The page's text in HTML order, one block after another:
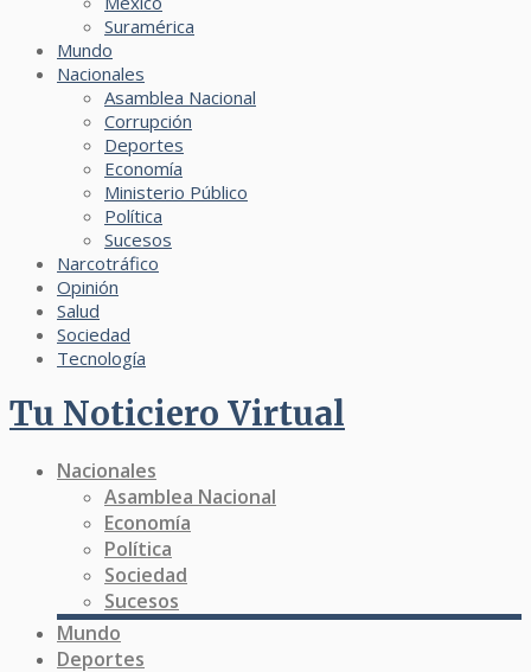
Suramérica
Mundo
Nacionales
Asamblea Nacional
Corrupción
Deportes
Economía
Ministerio Público
Política
Sucesos
Narcotráfico
Opinión
Salud
Sociedad
Tecnología
Tu Noticiero Virtual
Nacionales
Asamblea Nacional
Economía
Política
Sociedad
Sucesos
Mundo
Deportes